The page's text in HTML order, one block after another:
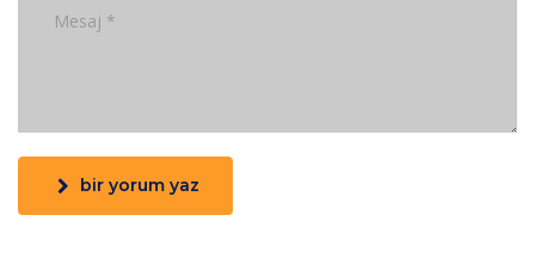
bir yorum yaz